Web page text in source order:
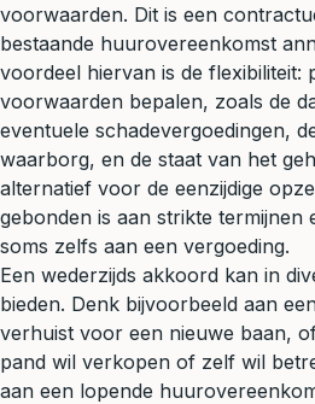
voorwaarden. Dit is een
bestaande huurovereenkomst
voordeel hiervan is de flexibiliteit:
voorwaarden bepalen, zoals de
eventuele schadevergoedingen,
waarborg, en de staat van het
alternatief voor de eenzijdige
gebonden is aan strikte termijnen
soms zelfs aan een vergoeding.
Een wederzijds akkoord kan in
bieden. Denk bijvoorbeeld aan
verhuist voor een nieuwe baan,
pand wil verkopen of zelf wil
aan een lopende